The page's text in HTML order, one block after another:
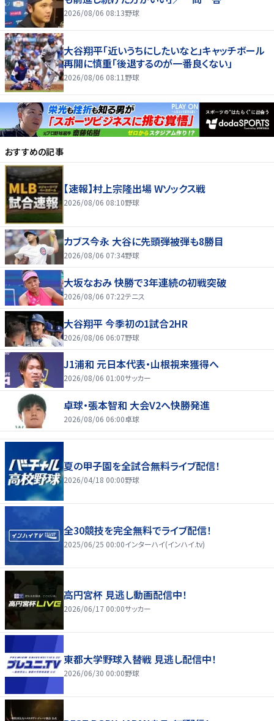
2026/08/06 08:13野球
大谷翔平「近いうちにしたいなと」キャッチボール
再開に慎重「後退するのが一番良くない」
2026/08/06 08:11 野球
おすすめの記事
【速報】村上宗隆出場 Wソックス戦
2026/08/06 08:10野球
カブス今永 大谷に先頭弾被弾も8勝目
2026/08/06 07:34野球
大坂なおみ 快勝で3年連続の初戦突破
2026/08/06 07:22テニス
大谷翔平 今季初の1試合2HR
2026/08/06 06:07野球
J1浦和 元日本代表・山根視来獲得へ
2026/08/06 01:00サッカー
卓球・張本智和 大会V2へ快勝発進
2026/08/06 06:00卓球
夏の甲子園を全試合無料ライブ配信！
2026/04/18 00:00野球
全30競技を完全無料でライブ配信！
2025/06/25 00:00インターハイ(インハイ.tv)
高円宮杯 見逃し動画配信中！
2026/06/17 00:00サッカー
東都大学野球入替戦 見逃し配信中！
2026/06/30 00:00野球